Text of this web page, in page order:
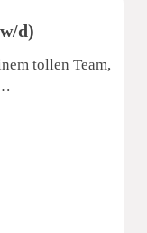
d)
tollen Team,